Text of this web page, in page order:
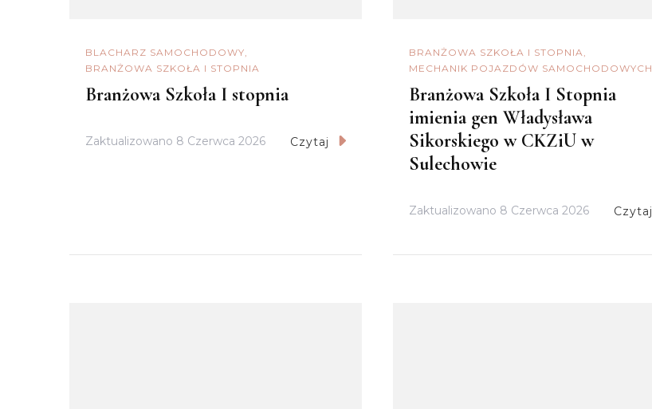
BLACHARZ SAMOCHODOWY
BRANŻOWA SZKOŁA I STOPNIA
Branżowa Szkoła I stopnia
Zaktualizowano 8 Czerwca 2026 Czytaj
BRANŻOWA SZKOŁA I STOPNIA
MECHANIK POJAZDÓW SAMOCHODOWYCH
Branżowa Szkoła I Stopnia
imienia gen Władysława
Sikorskiego w CKZiU w
Sulechowie
Zaktualizowano 8 Czerwca 2026 Czytaj